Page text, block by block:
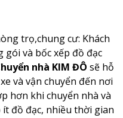
trọ,chung cư: Khách
và bốc xếp đồ đạc
nhà KIM ĐÔ sẽ hỗ
và vận chuyển đến nơi
hơn khi chuyển nhà và
đồ đạc, nhiều thời gian